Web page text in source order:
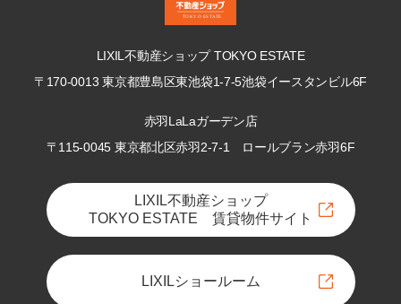
LIXIL不動産ショップ TOKYO ESTATE
〒170-0013 東京都豊島区東池袋1-7-5池袋イースタンビル6F
赤羽LaLaガーデン店
〒115-0045 東京都北区赤羽2-7-1
ロールブラン赤羽6F
LIXIL不動産ショップ
TOKYO ESTATE 賃貸物件サイト
LIXILショールーム